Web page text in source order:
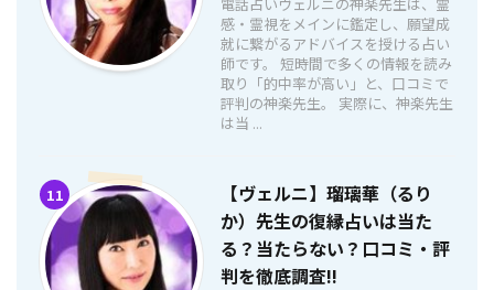
感・霊視をメインに鑑定し、願望成
就に繋がるアドバイスを授ける占い
師です。 短時間で多くの情報を読み
取り「的中率が高い」と、口コミで
評判の神楽先生。 実際に、神楽先生
は当 ...
11
【ヴェルニ】瑠璃華（るり
か）先生の復縁占いは当た
る？当たらない？口コミ・評
判を徹底調査!!